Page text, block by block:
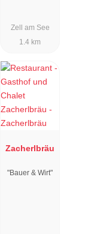
Zell am See
1.4 km
Zacherlbräu
"Bauer & Wirt"